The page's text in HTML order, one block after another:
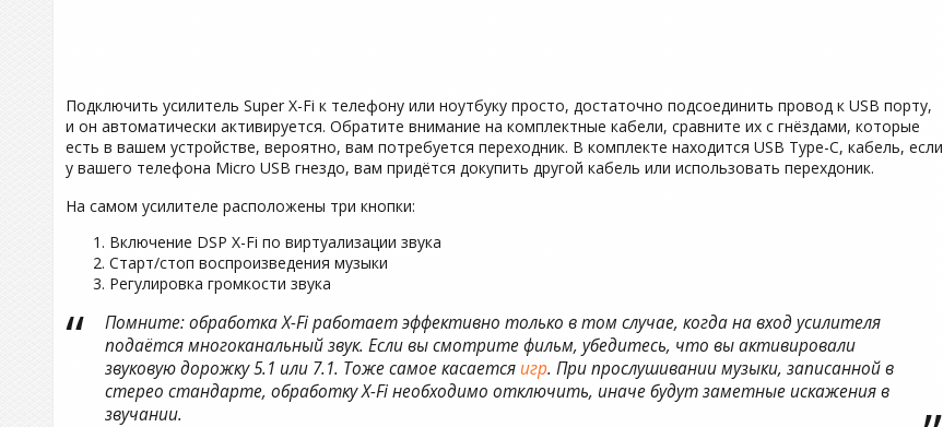
Подключить усилитель Super X-Fi к телефону или ноутбуку просто, достаточно подсоединить провод к USB порту,
и он автоматически активируется. Обратите внимание на комплектные кабели, сравните их с гнёздами, которые
есть в вашем устройстве, вероятно, вам потребуется переходник. В комплекте находится USB Type-C, кабель, если
у вашего телефона Micro USB гнездо, вам придётся докупить другой кабель или использовать перехдоник.
На самом усилителе расположены три кнопки:
Включение DSP X-Fi по виртуализации звука
Старт/стоп воспроизведения музыки
Регулировка громкости звука
Помните: обработка X-Fi работает эффективно только в том случае, когда на вход усилителя
подаётся многоканальный звук. Если вы смотрите фильм, убедитесь, что вы активировали
звуковую дорожку 5.1 или 7.1. Тоже самое касаетсяигр. При прослушивании музыки, записанной в
стерео стандарте, обработку X-Fi необходимо отключить, иначе будут заметные искажения в
звучании.